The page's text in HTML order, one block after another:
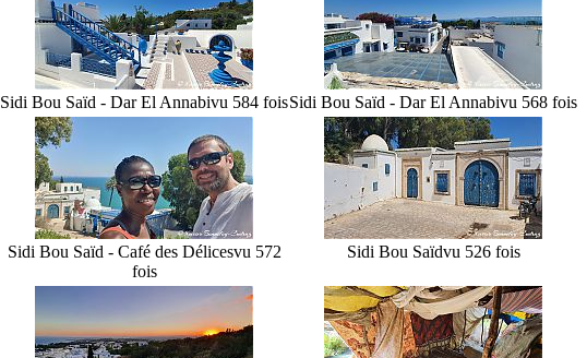
Sidi Bou Saïd - Dar El Annabivu 584 foisSidi Bou Saïd - Dar El Annabivu 568 fois
Sidi Bou Saïd - Café des Délicesvu 572
fois
Sidi Bou Saïdvu 526 fois